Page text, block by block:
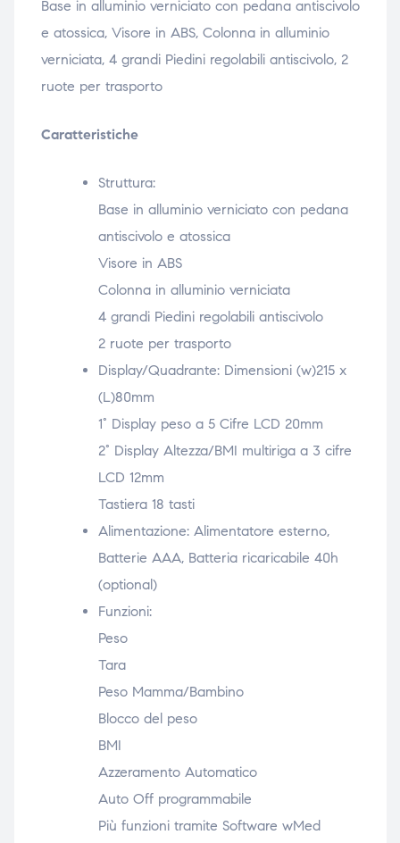
Base in alluminio verniciato con pedana antiscivolo
e atossica, Visore in ABS, Colonna in alluminio
verniciata, 4 grandi Piedini regolabili antiscivolo, 2
ruote per trasporto
Caratteristiche
Struttura:
Base in alluminio verniciato con pedana
antiscivolo e atossica
Visore in ABS
Colonna in alluminio verniciata
4 grandi Piedini regolabili antiscivolo
2 ruote per trasporto
Display/Quadrante: Dimensioni (w)215 x
(L)80mm
1° Display peso a 5 Cifre LCD 20mm
2° Display Altezza/BMI multiriga a 3 cifre
LCD 12mm
Tastiera 18 tasti
Alimentazione: Alimentatore esterno,
Batterie AAA, Batteria ricaricabile 40h
(optional)
Funzioni:
Peso
Tara
Peso Mamma/Bambino
Blocco del peso
BMI
Azzeramento Automatico
Auto Off programmabile
Più funzioni tramite Software wMed